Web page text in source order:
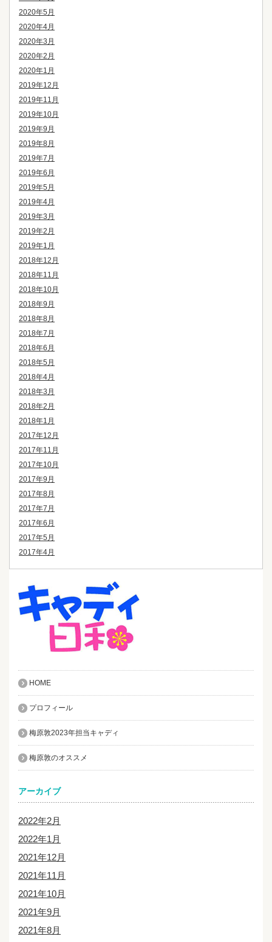
2020年5月
2020年4月
2020年3月
2020年2月
2020年1月
2019年12月
2019年11月
2019年10月
2019年9月
2019年8月
2019年7月
2019年6月
2019年5月
2019年4月
2019年3月
2019年2月
2019年1月
2018年12月
2018年11月
2018年10月
2018年9月
2018年8月
2018年7月
2018年6月
2018年5月
2018年4月
2018年3月
2018年2月
2018年1月
2017年12月
2017年11月
2017年10月
2017年9月
2017年8月
2017年7月
2017年6月
2017年5月
2017年4月
HOME
プロフィール
梅原敦2023年担当キャディ
梅原敦のオススメ
アーカイブ
2022年2月
2022年1月
2021年12月
2021年11月
2021年10月
2021年9月
2021年8月